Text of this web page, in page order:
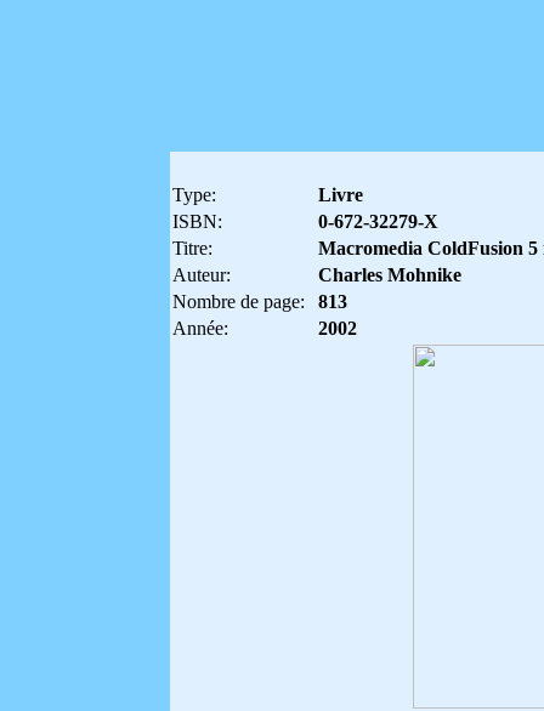
Type:
Livre
ISBN:
0-672-32279-X
Titre:
Macromedia ColdFusion 5
Auteur:
Charles Mohnike
Nombre de page:
813
Année:
2002